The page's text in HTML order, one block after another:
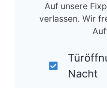
Auf unsere
verlassen. Wir
Nacht